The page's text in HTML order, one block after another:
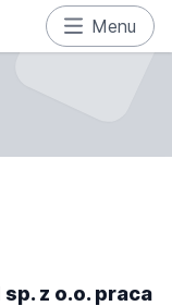
Menu
z o.o. praca